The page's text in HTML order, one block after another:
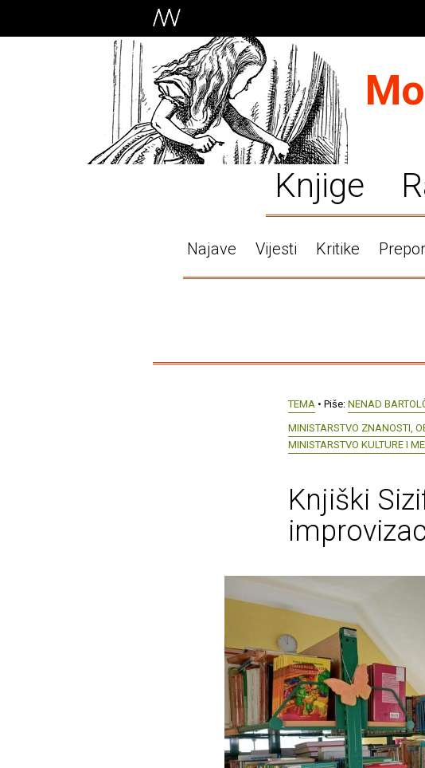
Knjige
Najave Vijesti Kritike
TEMA • Piše: NENAD
MINISTARSTVO ZNANOSTI,
MINISTARSTVO KULTURE I
Knjiški